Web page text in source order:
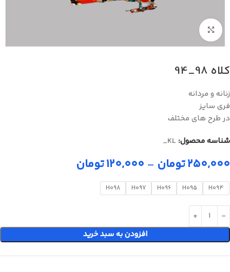
برای بزرگنمایی کلیک کنید
کلاه 98_94
زنانه و مردانه
فری سایز
در طرح های مختلف​
شناسه محصول: KL_
۲۵۰,۰۰۰تومان – ۱۲۰,۰۰۰تومان
H094
H095
H096
H097
H098
افزودن به سبد خرید